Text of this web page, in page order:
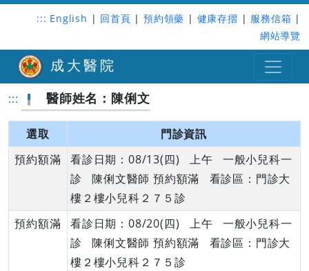
::: English | 回首頁 | 預約領藥 | 健康存摺 | 服務信箱 |
網站導覽
成大醫院
::: 醫師姓名：陳俐文
選取
門診資訊
預約額滿
看診日期：08/13(四) 上午 一般小兒科一
診 陳俐文醫師 預約額滿 看診區：門診大
樓２樓小兒科２７５診
預約額滿
看診日期：08/20(四) 上午 一般小兒科一
診 陳俐文醫師 預約額滿 看診區：門診大
樓２樓小兒科２７５診